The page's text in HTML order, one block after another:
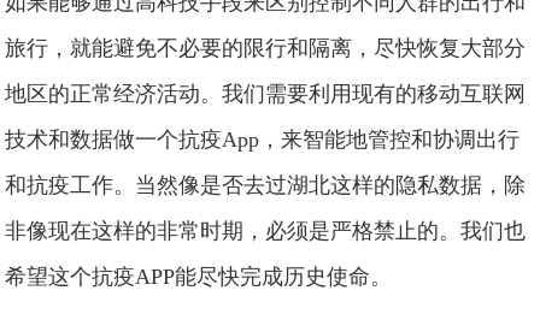
旅行，就能避免不必要的限行和隔离，尽快恢复大部分
地区的正常经济活动。我们需要利用现有的移动互联网
技术和数据做一个抗疫App，来智能地管控和协调出行
和抗疫工作。当然像是否去过湖北这样的隐私数据，除
非像现在这样的非常时期，必须是严格禁止的。我们也
希望这个抗疫APP能尽快完成历史使命。